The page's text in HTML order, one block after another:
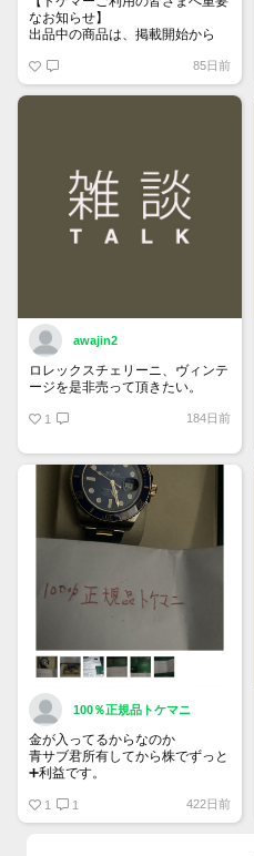
なお知らせ】
出品中の商品は、掲載開始から
「下書き」へ戻ります。
トップページでお気に入り登録が
できるようになりました。
85日前
awajin2
ロレックスチェリーニ、ヴィンテ
ージを是非売って頂きたい。
1 184日前
100％正規品トケマニ
金が入ってるからなのか
青サブ君所有してから株でずっと
➕利益です。
銘柄番号7932 ニッピ
1 1 422日前